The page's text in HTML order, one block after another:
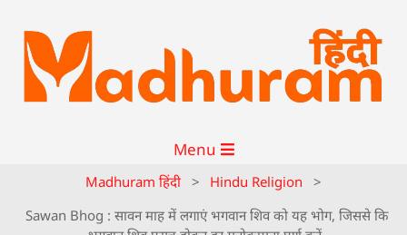
Menu
Madhuram हिंदी > Hindu Religion
>
Sawan Bhog : सावन माह में लगाएं भगवान शिव को यह भोग, जिससे कि